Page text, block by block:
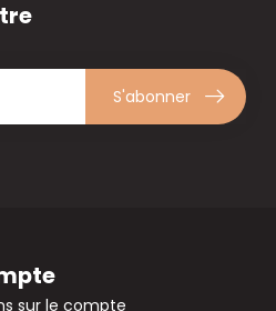
S'abonner
sur le compte